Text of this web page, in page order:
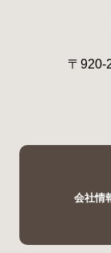
〒920-
会社情